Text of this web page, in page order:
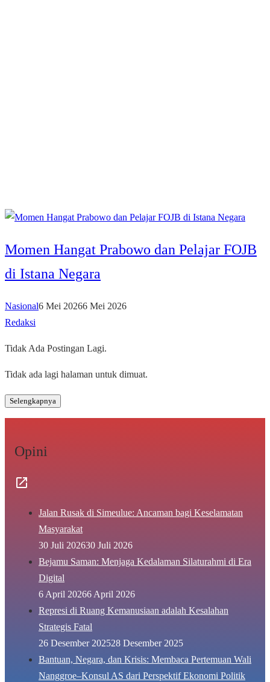
Momen Hangat Prabowo dan Pelajar FOJB
di Istana Negara
Nasional6 Mei 20266 Mei 2026
Redaksi
Tidak Ada Postingan Lagi.
Tidak ada lagi halaman untuk dimuat.
Selengkapnya
Opini
Jalan Rusak di Simeulue: Ancaman bagi Keselamatan
Masyarakat
30 Juli 202630 Juli 2026
Bejamu Saman: Menjaga Kedalaman Silaturahmi di Era
Digital
6 April 20266 April 2026
Represi di Ruang Kemanusiaan adalah Kesalahan
Strategis Fatal
26 Desember 202528 Desember 2025
Bantuan, Negara, dan Krisis: Membaca Pertemuan Wali
Nanggroe–Konsul AS dari Perspektif Ekonomi Politik